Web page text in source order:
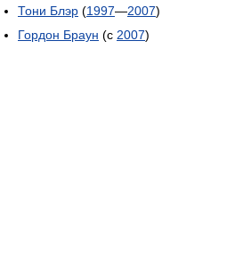
Тони Блэр (1997—2007)
Гордон Браун (c 2007)